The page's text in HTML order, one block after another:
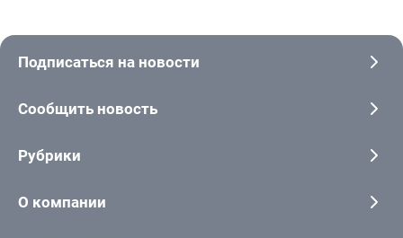
Подписаться на новости
Сообщить новость
Рубрики
О компании